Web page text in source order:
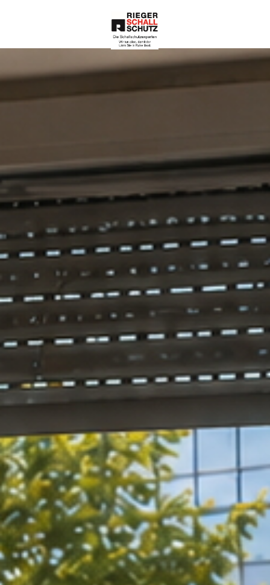
Die Schallschutze
xperten
Wir tun alles, damit der Lärm Sie in
Sie Ruhe l